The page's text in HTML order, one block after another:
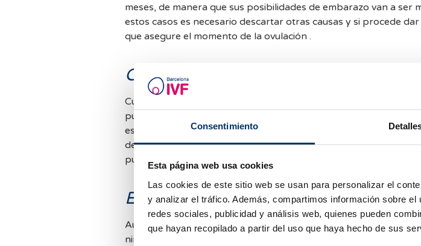
Consentimiento
Esta página web usa cookies
Las cookies de este sitio web se usan para personalizar el
y analizar el tráfico. Además, compartimos información sobre
redes sociales, publicidad y análisis web, quienes pueden
que hayan recopilado a partir del uso que haya hecho de sus
meses, de manera que sus posibilidades de embarazo van a ser
estos casos es necesario descartar otras causas y si procede
que asegure el momento de la ovulación .
Cirugía previa de ovarios
Cuando se realiza una
puede que también estemos resecando involuntariamente tejido
esto hace que la cantidad de óvulos (la reserva ovárica) pueda
de forma más o menos importante. Por otro lado, toda cirugía a nivel pélvico
puede ser causa de adherencias que alteren la función de las
Enfermedades como la
Aunque muchas mujeres conendometriosis van a conseguir el
ninguna dificultad, la endometriosis se asocia a esterilidad en el